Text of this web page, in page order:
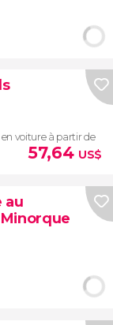
en voiture à partir de
57,64 US$
au